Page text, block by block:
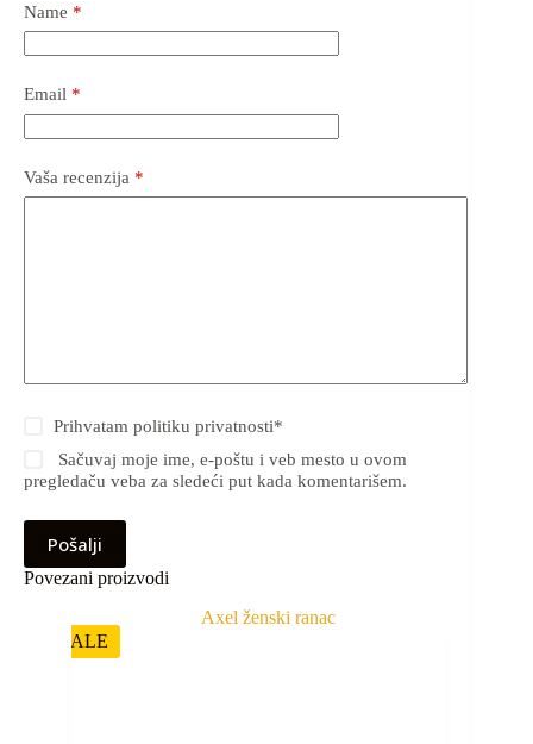
Name *
Email *
Vaša recenzija *
Prihvatampolitiku privatnosti*
Sačuvaj moje ime, e-poštu i veb mesto u ovom
pregledaču veba za sledeći put kada komentarišem.
Pošalji
Povezani proizvodi
SALE